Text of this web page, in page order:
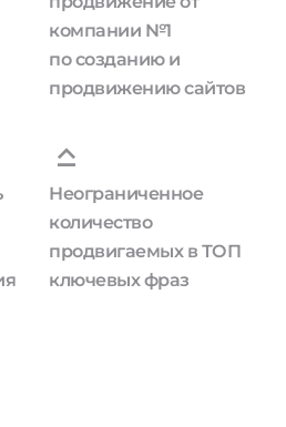
компании №1
по созданию и
продвижению сайтов
Неограниченное
количество
продвигаемых в ТОП
ключевых фраз